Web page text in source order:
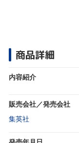
商品詳細
内容紹介
販売会社／発売会社
集英社